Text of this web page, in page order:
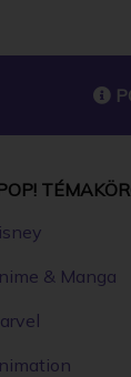
& Manga